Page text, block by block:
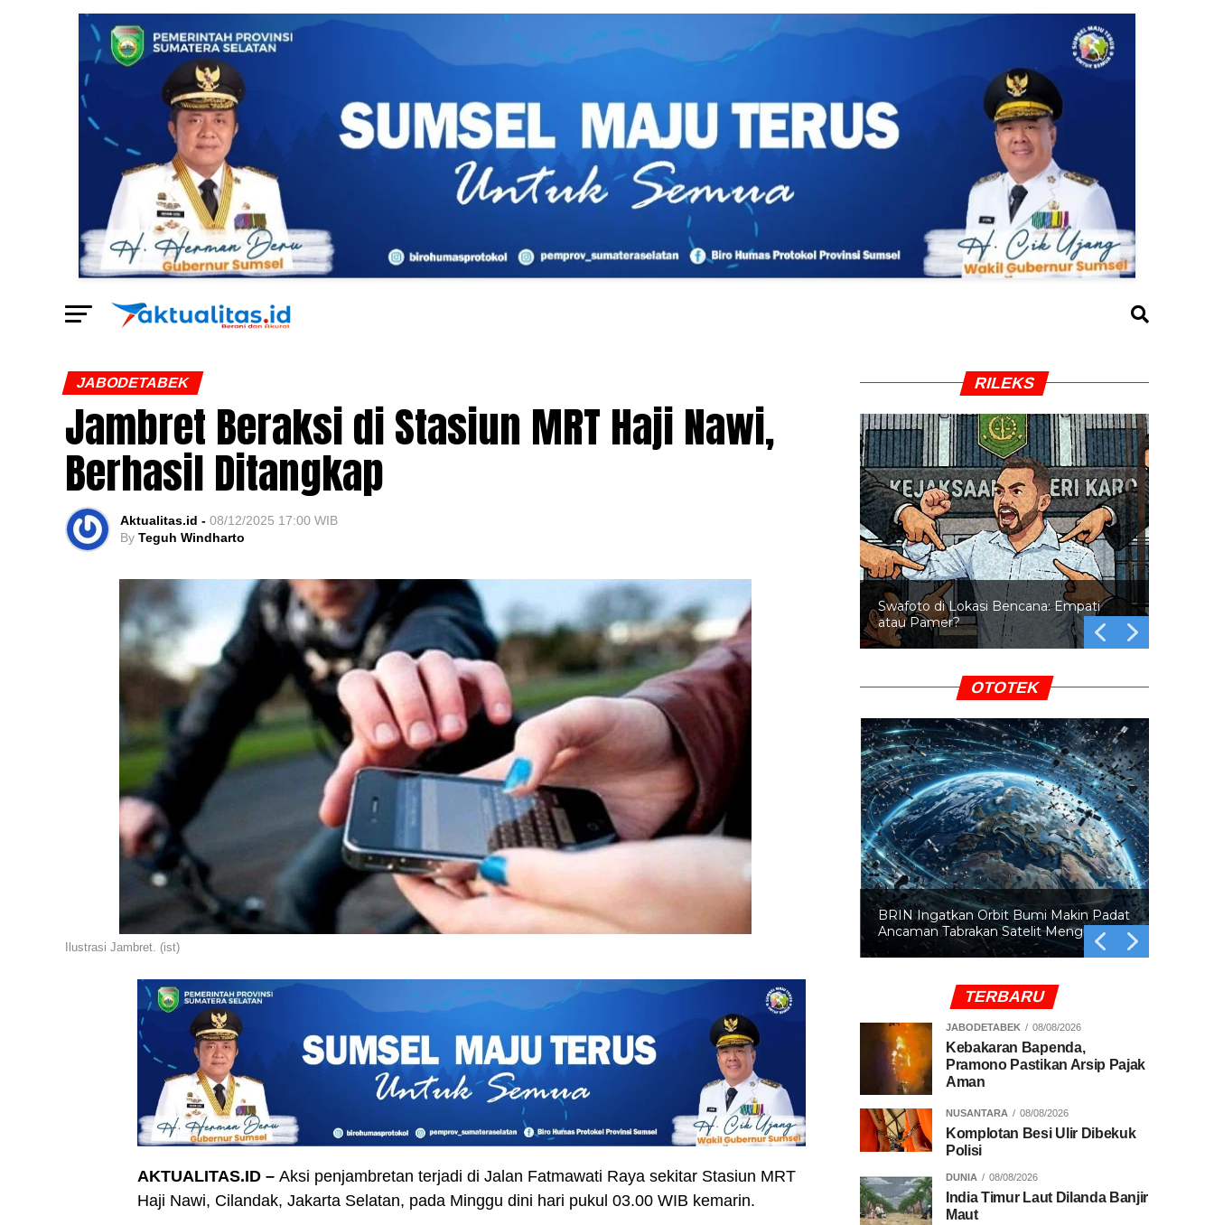
JABODETABEK
Jambret Beraksi di Stasiun MRT Haji Nawi,
Berhasil Ditangkap
Aktualitas.id - 08/12/2025 17:00 WIB
By Teguh Windharto
Ilustrasi Jambret. (ist)
AKTUALITAS.ID – Aksi penjambretan terjadi di Jalan Fatmawati Raya sekitar Stasiun MRT
Haji Nawi, Cilandak, Jakarta Selatan, pada Minggu dini hari pukul 03.00 WIB kemarin.
RILEKS
Swafoto di Lokasi Bencana: Empati
atau Pamer?
OTOTEK
BRIN Ingatkan Orbit Bumi Makin Padat
Ancaman Tabrakan Satelit Mengintai
TERBARU
JABODETABEK 08/08/2026
Kebakaran Bapenda,
Pramono Pastikan Arsip Pajak
Aman
NUSANTARA 08/08/2026
Komplotan Besi Ulir Dibekuk
Polisi
DUNIA 08/08/2026
India Timur Laut Dilanda Banjir
Maut